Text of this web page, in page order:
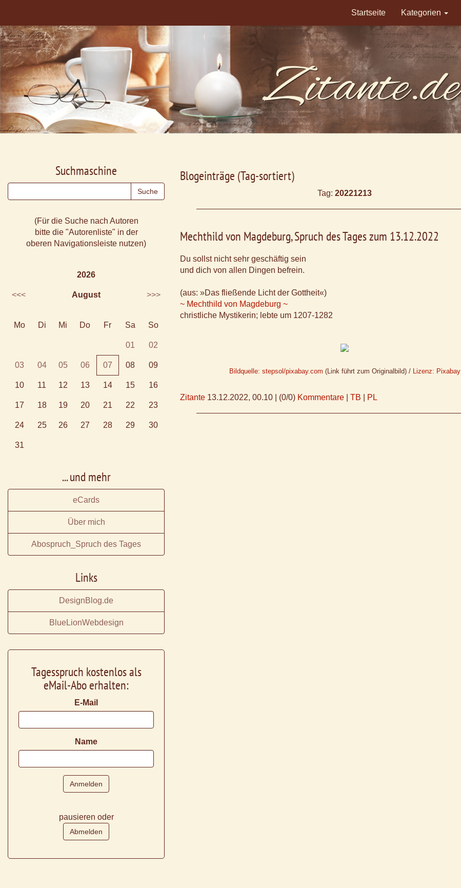
Startseite Kategorien
Blogeinträge (Tag-sortiert)
Tag: 20221213
Mechthild von Magdeburg, Spruch des Tages zum 13.12.2022
Du sollst nicht sehr geschäftig sein
und dich von allen Dingen befrein.
(aus: »Das fließende Licht der Gottheit«)
~ Mechthild von Magdeburg ~
christliche Mystikerin; lebte um 1207-1282
Bildquelle: stepsol/pixabay.com (Link führt zum Originalbild) / Lizenz: Pixabay
Zitante 13.12.2022, 00.10 (0/0) Kommentare TB PL
Suchmaschine
(Für die Suche nach Autoren
bitte die "Autorenliste" in der
oberen Navigationsleiste nutzen)
2026
<<< August >>>
Mo Di Mi Do Fr Sa So
01 02
03 04 05 06 07 08 09
10 11 12 13 14 15 16
17 18 19 20 21 22 23
24 25 26 27 28 29 30
31
... und mehr
eCards
Über mich
Abospruch_Spruch des Tages
Links
DesignBlog.de
BlueLionWebdesign
Tagesspruch kostenlos als
eMail-Abo erhalten:
E-Mail
Name
pausieren oder